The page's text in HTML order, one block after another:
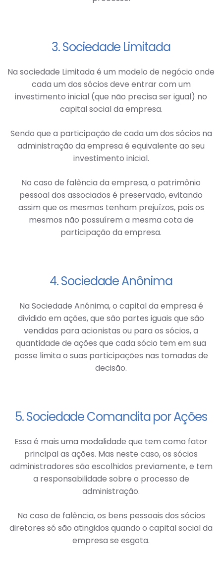
3. Sociedade Limitada
Na sociedade Limitada é um modelo de negócio onde
cada um dos sócios deve entrar com um
investimento inicial (que não precisa ser igual) no
capital social da empresa.
Sendo que a participação de cada um dos sócios na
administração da empresa é equivalente ao seu
investimento inicial.
No caso de falência da empresa, o patrimônio
pessoal dos associados é preservado, evitando
assim que os mesmos tenham prejuízos, pois os
mesmos não possuírem a mesma cota de
participação da empresa.
4. Sociedade Anônima
Na Sociedade Anônima, o capital da empresa é
dividido em ações, que são partes iguais que são
vendidas para acionistas ou para os sócios, a
quantidade de ações que cada sócio tem em sua
posse limita o suas participações nas tomadas de
decisão.
5. Sociedade Comandita por Ações
Essa é mais uma modalidade que tem como fator
principal as ações. Mas neste caso, os sócios
administradores são escolhidos previamente, e tem
a responsabilidade sobre o processo de
administração.
No caso de falência, os bens pessoais dos sócios
diretores só são atingidos quando o capital social da
empresa se esgota.